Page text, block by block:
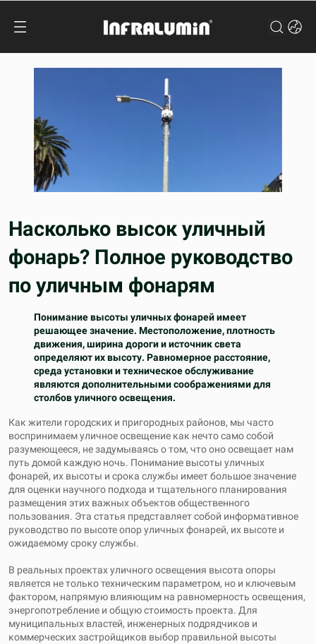
Насколько высок уличный
фонарь? Полное руководство
по уличным фонарям
Понимание высоты уличных фонарей имеет
решающее значение. Местоположение, плотность
движения, ширина дороги и источник света
определяют их высоту. Равномерное расстояние,
среда установки и техническое обслуживание
являются дополнительными соображениями для
столбов уличного освещения.
Как жители городских и пригородных районов, мы часто
воспринимаем уличное освещение как нечто само собой
разумеющееся, не задумываясь о том, что оно освещает нам
путь домой каждую ночь. Понимание высоты уличных
фонарей, их высоты и срока службы имеет большое значение
для оценки научного подхода и тщательного планирования
размещения этих важных объектов общественного
пользования. Эта статья представляет собой информативное
руководство по высоте опор уличных фонарей, их высоте и
ожидаемому сроку службы.
В реальных проектах уличного освещения высота опоры
является не только техническим параметром, но и ключевым
фактором, напрямую влияющим на равномерность освещения,
энергопотребление и общую стоимость проекта. Для
муниципальных властей, инженерных подрядчиков и
коммерческих застройщиков выбор правильной высоты